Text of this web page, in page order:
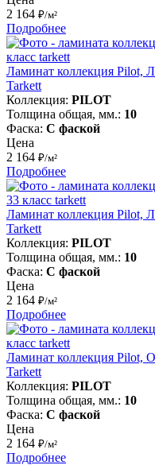
2 164 ₽/м²
Подробнее
Ламинат коллекция Pilot,
Tarkett
Коллекция: PILOT
Толщина общая, мм.: 10
Фаска: С фаской
Цена
2 164 ₽/м²
Подробнее
Ламинат коллекция Pilot,
Tarkett
Коллекция: PILOT
Толщина общая, мм.: 10
Фаска: С фаской
Цена
2 164 ₽/м²
Подробнее
Ламинат коллекция Pilot,
Tarkett
Коллекция: PILOT
Толщина общая, мм.: 10
Фаска: С фаской
Цена
2 164 ₽/м²
Подробнее